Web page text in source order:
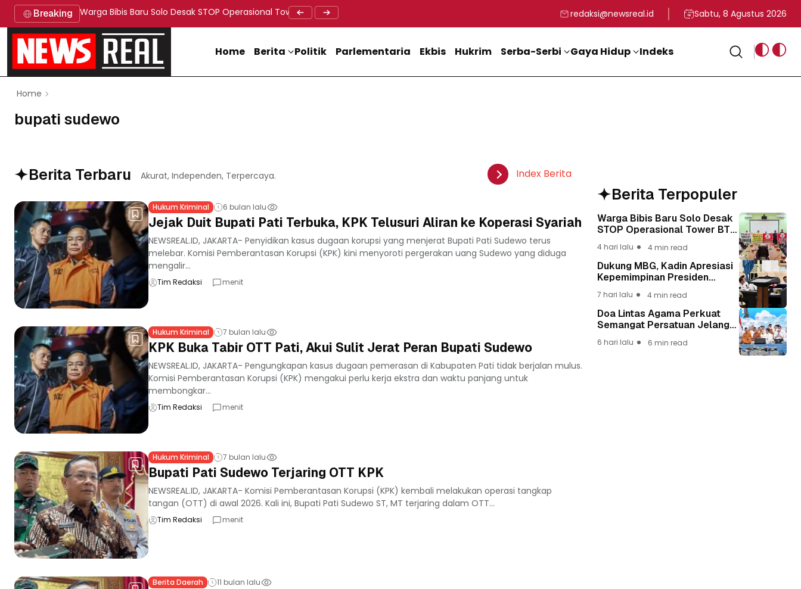
Breaking Warga Bibis Baru Solo Desak STOP Operasional Tower BTS, Diwa : Nyawa dan Keselamatan Warga Lebih Berharga
Doa Lintas Agama Perkuat Semangat Persatuan Jelang HUT ke-81 Kemerdekaan RIDukung MBG, Kadin Apresiasi Kepemimpinan Presiden Prabowo yang
Staf Khusus Menag RI
redaksi@newsreal.id Sabtu, 8 Agustus 2026
Home Berita Politik Parlementaria Ekbis Hukrim Serba-Serbi Gaya Hidup Indeks
Home
bupati sudewo
Berita Terbaru Akurat, Independen, Terpercaya. Index Berita
Hukum Kriminal 6 bulan lalu
Jejak Duit Bupati Pati Terbuka, KPK Telusuri Aliran ke Koperasi Syariah
NEWSREAL.ID, JAKARTA- Penyidikan kasus dugaan korupsi yang menjerat Bupati Pati Sudewo terus
melebar. Komisi Pemberantasan Korupsi (KPK) kini menyoroti pergerakan uang Sudewo yang diduga
mengalir...
Tim Redaksi menit
Hukum Kriminal 7 bulan lalu
KPK Buka Tabir OTT Pati, Akui Sulit Jerat Peran Bupati Sudewo
NEWSREAL.ID, JAKARTA- Pengungkapan kasus dugaan pemerasan di Kabupaten Pati tidak berjalan mulus.
Komisi Pemberantasan Korupsi (KPK) mengakui perlu kerja ekstra dan waktu panjang untuk
membongkar...
Tim Redaksi menit
Hukum Kriminal 7 bulan lalu
Bupati Pati Sudewo Terjaring OTT KPK
NEWSREAL.ID, JAKARTA- Komisi Pemberantasan Korupsi (KPK) kembali melakukan operasi tangkap
tangan (OTT) di awal 2026. Kali ini, Bupati Pati Sudewo ST, MT terjaring dalam OTT...
Tim Redaksi menit
Berita Daerah 11 bulan lalu
Berita Terpopuler
Warga Bibis Baru Solo Desak
STOP Operasional Tower BTS,
Keselamatan Warga Lebih
Berharga
4 hari lalu 4 min read
Dukung MBG, Kadin Apresiasi
Kepemimpinan Presiden
7 hari lalu 4 min read
Doa Lintas Agama Perkuat
Semangat Persatuan Jelang
6 hari lalu 6 min read